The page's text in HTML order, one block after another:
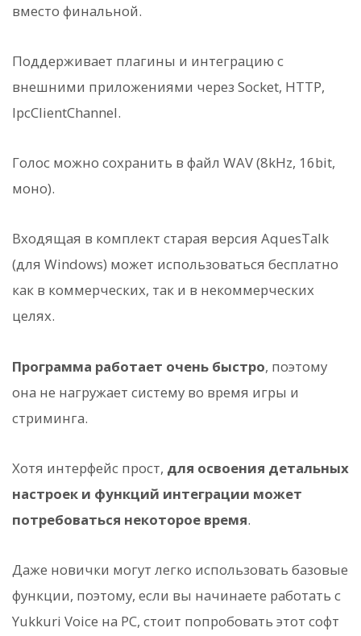
вместо финальной.
Поддерживает плагины и интеграцию с
внешними приложениями через Socket, HTTP,
IpcClientChannel.
Голос можно сохранить в файл WAV (8kHz, 16bit,
моно).
Входящая в комплект старая версия AquesTalk
(для Windows) может использоваться бесплатно
как в коммерческих, так и в некоммерческих
целях.
Программа работает очень быстро, поэтому
она не нагружает систему во время игры и
стриминга.
Хотя интерфейс прост, для освоения детальных
настроек и функций интеграции может
потребоваться некоторое время.
Даже новички могут легко использовать базовые
функции, поэтому, если вы начинаете работать с
Yukkuri Voice на PC, стоит попробовать этот софт